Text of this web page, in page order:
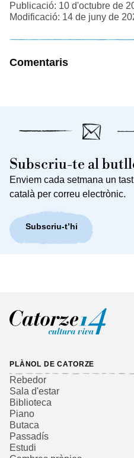
Publicació: 10 d'octubre de
Modificació: 14 de juny de
Comentaris
Subscriu-te al
Enviem cada setmana un
català per correu electrònic.
Subscriu-t’hi
PLÀNOL DE CATORZE
Rebedor
Sala d'estar
Biblioteca
Piano
Butaca
Passadís
Estudi